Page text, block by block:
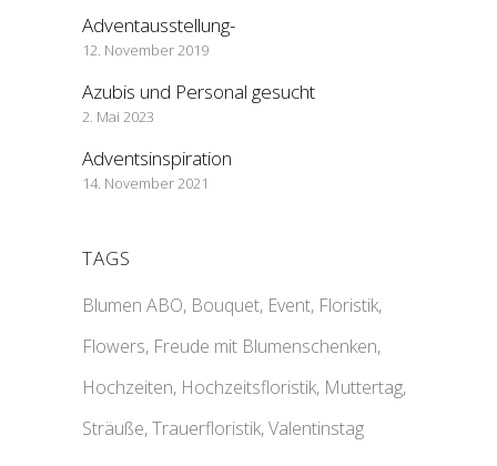
Adventausstellung-
12. November 2019
Azubis und Personal gesucht
2. Mai 2023
Adventsinspiration
14. November 2021
TAGS
Blumen ABO Bouquet Event Floristik
Flowers Freude mit Blumenschenken
Hochzeiten Hochzeitsfloristik Muttertag
Sträuße Trauerfloristik Valentinstag